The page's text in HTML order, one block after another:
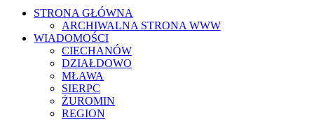
STRONA GŁÓWNA
ARCHIWALNA STRONA WWW
WIADOMOŚCI
CIECHANÓW
DZIAŁDOWO
MŁAWA
SIERPC
ŻUROMIN
REGION